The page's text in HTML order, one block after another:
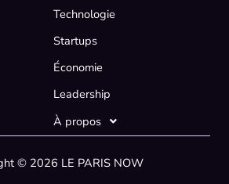
Technologie
Startups
Économie
Leadership
À propos
© 2026 LE PARIS NOW